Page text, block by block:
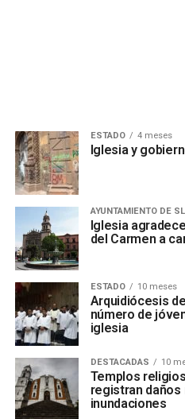
ESTADO 4 meses
Iglesia y
AYUNTAMIENTO DE
Iglesia
del Carmen a
ESTADO 10 meses
Arquidiócesis
número de
iglesia
DESTACADAS 10
Templos
registran
inundaciones